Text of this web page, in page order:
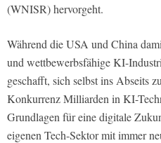
(WNISR) hervorgeht.
Während die USA und China
und wettbewerbsfähige KI-
geschafft, sich selbst ins Abseits
Konkurrenz Milliarden in KI-
Grundlagen für eine digitale
eigenen Tech-Sektor mit immer